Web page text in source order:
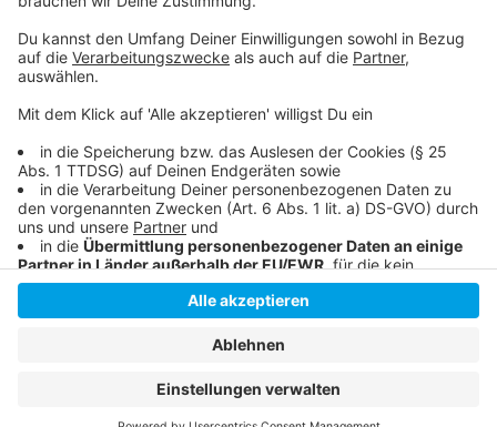
Die Meldung der Stadt
Anzeige
Anzeige